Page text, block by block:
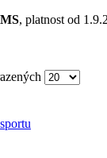
, platnost od